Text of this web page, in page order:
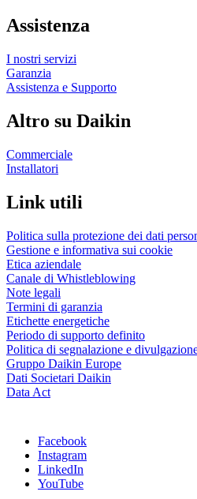
Assistenza
I nostri servizi
Garanzia
Assistenza e Supporto
Altro su Daikin
Commerciale
Installatori
Link utili
Politica sulla protezione dei dati
Gestione e informativa sui cookie
Etica aziendale
Canale di Whistleblowing
Note legali
Termini di garanzia
Etichette energetiche
Periodo di supporto definito
Politica di segnalazione e
Gruppo Daikin Europe
Dati Societari Daikin
Data Act
Facebook
Instagram
LinkedIn
YouTube